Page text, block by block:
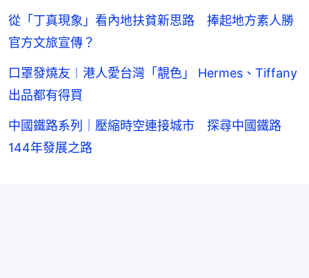
從「丁真現象」看內地扶貧新思路 捧起地方素人勝
官方文旅宣傳？
口罩發燒友︱港人愛台灣「靚色」 Hermes、Tiffany
出品都有得買
中國鐵路系列｜壓縮時空連接城市 探尋中國鐵路
144年發展之路